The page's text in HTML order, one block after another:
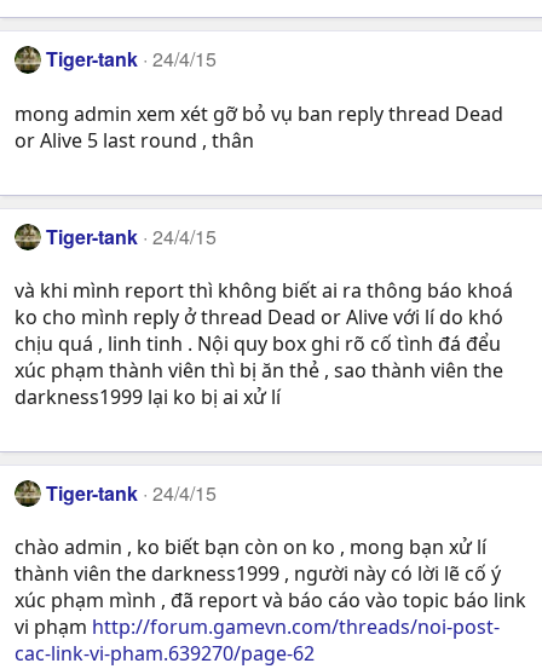
n
s
: Tiger-tank 24/4/15
mong admin xem xét gỡ bỏ vụ ban reply thread Dead
or Alive 5 last round , thân
Tiger-tank 24/4/15
và khi mình report thì không biết ai ra thông báo khoá
ko cho mình reply ở thread Dead or Alive với lí do khó
chịu quá , linh tinh . Nội quy box ghi rõ cố tình đá đểu
xúc phạm thành viên thì bị ăn thẻ , sao thành viên the
darkness1999 lại ko bị ai xử lí
Tiger-tank 24/4/15
chào admin , ko biết bạn còn on ko , mong bạn xử lí
thành viên the darkness1999 , người này có lời lẽ cố ý
xúc phạm mình , đã report và báo cáo vào topic báo link
vi phạm http://forum.gamevn.com/threads/noi-post-
cac-link-vi-pham.639270/page-62